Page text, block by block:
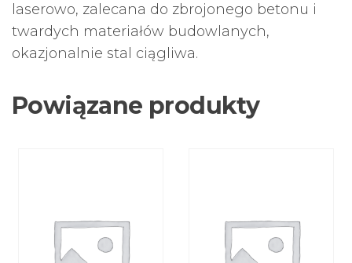
laserowo, zalecana do zbrojonego betonu i
twardych materiałów budowlanych,
okazjonalnie stal ciągliwa.
Powiązane produkty